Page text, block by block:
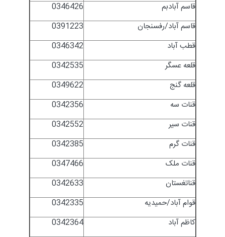
0346426
قاسم آبادبم
0391223
قاسم آباد/رفسنجان
0346342
قطب آباد
0342535
قلعه عسگر
0349622
قلعه گنج
0342356
قنات سه
0342552
قنات سیر
0342385
قنات گرم
0347466
قنات ملک
0342633
قناتغستان
0342335
قوام آباد/حمیدیه
0342364
کاظم آباد